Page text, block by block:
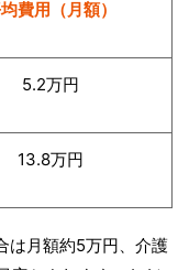
費用（月額）
5.2万円
13.8万円
は月額約5万円、介護